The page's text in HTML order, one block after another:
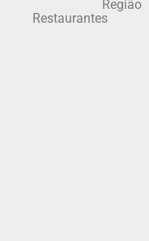
Restaurantes
Região